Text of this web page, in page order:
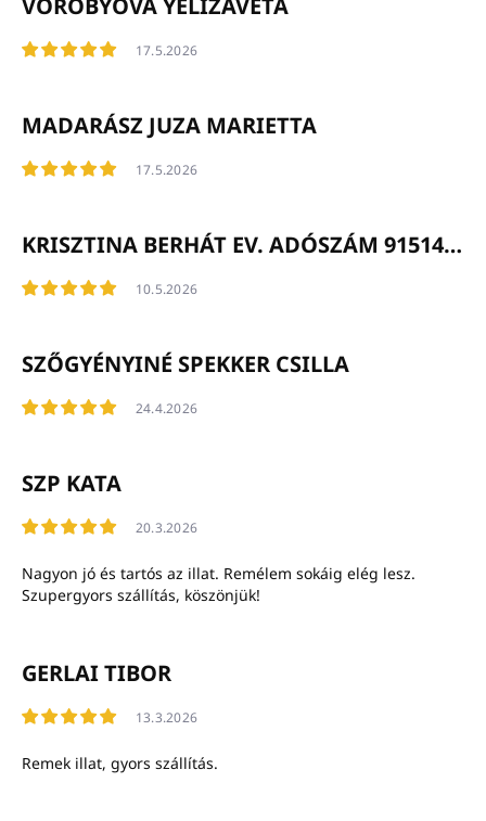
VOROBYOVA YELIZAVETA
17.5.2026
MADARÁSZ JUZA MARIETTA
17.5.2026
KRISZTINA BERHÁT EV. ADÓSZÁM 91514615-1-300
10.5.2026
SZŐGYÉNYINÉ SPEKKER CSILLA
24.4.2026
SZP KATA
20.3.2026
Nagyon jó és tartós az illat. Remélem sokáig elég lesz.
Szupergyors szállítás, köszönjük!
GERLAI TIBOR
13.3.2026
Remek illat, gyors szállítás.